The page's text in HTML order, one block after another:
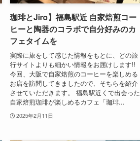
珈琲とJiro】福島駅近 自家焙煎コー
ヒーと陶器のコラボで自分好みのカ
フェタイムを
実際に旅をして感じた情報をもとに、どの旅
行サイトよりも細かい情報をお届けします!!
今回、大阪で自家焙煎のコーヒーを楽しめる
お店を訪問してきましたので、そちらを紹介
させていただきます。 福島駅近くで出会った
自家焙煎珈琲が楽しめるカフェ「珈琲...
2025年2月11日